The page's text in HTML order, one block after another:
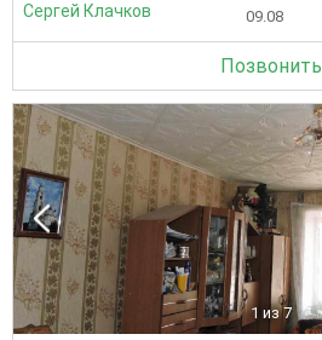
Сергей Клачков 09.08
Позвонить
1 из 7